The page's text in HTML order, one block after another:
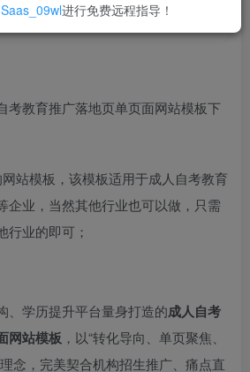
所有工作流及网站模板均无任何问题！
考教育推广落地页单页面网站模板下
站模板，该模板适用于成人自考教育
企业，当然其他行业也可以做，只需
行业的即可；
、学历提升平台量身打造的成人自考
网站模板 ，以“转化导向、单页聚焦、
念，完美契合机构招生推广、痛点直
进行免费远程指导！